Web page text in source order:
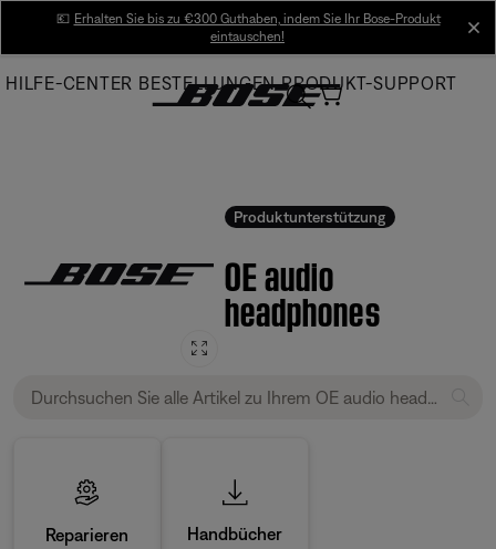
Main
💶 Erhalten Sie bis zu €300 Guthaben, indem Sie Ihr Bose-Produkt
eintauschen!
HILFE-CENTER BESTELLUNGEN PRODUKT-SUPPORT
Produktunterstützung
OE audio
headphones
Reparieren
Handbücher